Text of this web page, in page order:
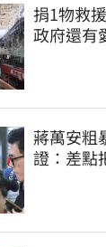
捐1物救
政府還有
蔣萬安粗
證：差點